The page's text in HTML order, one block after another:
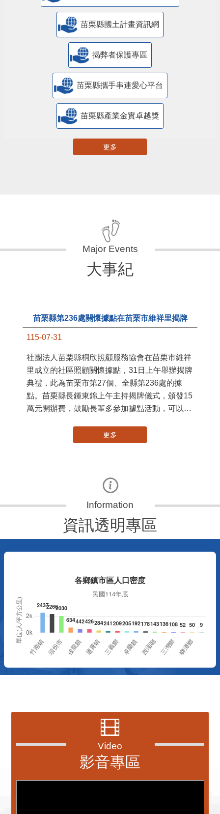
苗栗縣都市計畫資訊暨查詢系統
苗栗縣國土計畫資訊網
揭弊者保護專區
苗栗縣攜手串連愛心平台
苗栗縣產業金實卓越獎
苗栗縣第236處關懷據點在苗栗市維祥里揭牌
社團法人苗栗縣桐欣照顧服務協會在苗栗市維祥
里成立的社區照顧關懷據點，31日上午舉辦揭牌
典禮，此為苗栗市第27個、全縣第236處的據
點。苗栗縣長鍾東錦上午主持揭牌儀式，頒發15
萬元開辦費，鼓勵長輩多參加據點活動，可以更
加健康、長壽。 坐落於苗栗市維祥里光華街89
號的社區照顧關懷據點，今 ...
署
手
資訊透明專區